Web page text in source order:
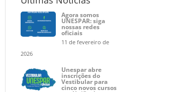
Agora somos
UNESPAR: siga
nossas redes
oficiais
11 de fevereiro de
2026
Unespar abre
inscrições do
Vestibular para
cinco novos cursos